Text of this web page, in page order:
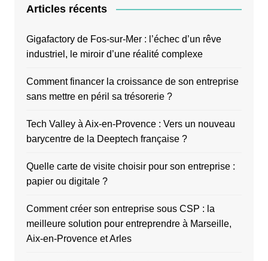
Articles récents
Gigafactory de Fos-sur-Mer : l’échec d’un rêve
industriel, le miroir d’une réalité complexe
Comment financer la croissance de son entreprise
sans mettre en péril sa trésorerie ?
Tech Valley à Aix-en-Provence : Vers un nouveau
barycentre de la Deeptech française ?
Quelle carte de visite choisir pour son entreprise :
papier ou digitale ?
Comment créer son entreprise sous CSP : la
meilleure solution pour entreprendre à Marseille,
Aix-en-Provence et Arles